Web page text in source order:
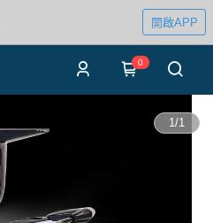
開啟APP
0
1/1